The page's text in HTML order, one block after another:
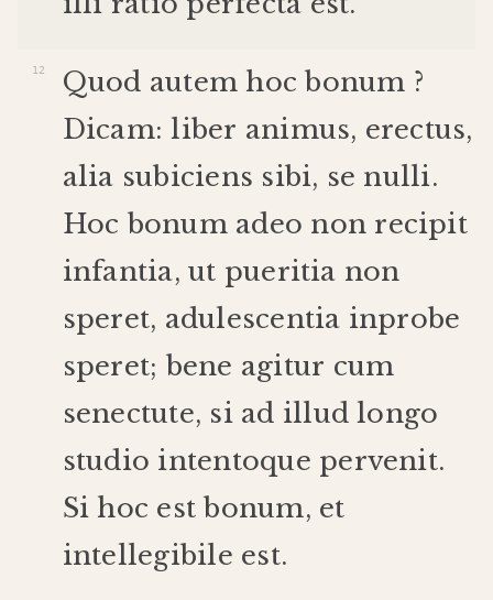
Quod autem hoc bonum ?
Dicam:liber animus, erectus,
alia subiciens sibi, se nulli.
Hoc bonum adeo non recipit
infantia,ut pueritia non
speret, adulescentia inprobe
speret; bene agitur cum
senectute, si ad illud longo
studio intentoque pervenit.
Si hoc est bonum, et
intellegibile est.